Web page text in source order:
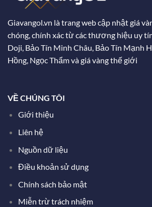
Giavangol.vn là trang web cập nhật giá
chóng, chính xác từ các thương hiệu uy
Doji, Bảo Tín Minh Châu, Bảo Tín Mạnh
Hồng, Ngọc Thẩm và giá vàng thế giới
VỀ CHÚNG TÔI
Giới thiệu
Liên hệ
Nguồn dữ liệu
Điều khoản sử dụng
Chính sách bảo mật
Miễn trừ trách nhiệm